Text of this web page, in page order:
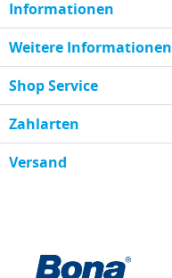
Informationen
Weitere Informationen
Shop Service
Zahlarten
Versand